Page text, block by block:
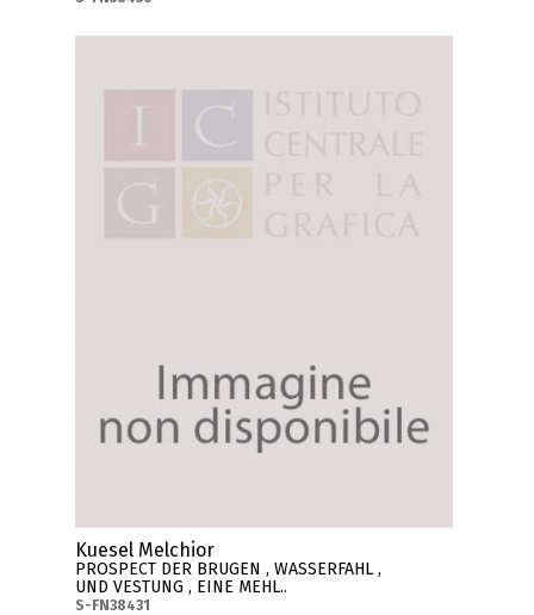
Kuesel Melchior
PROSPECT DER BRUGEN , WASSERFAHL ,
UND VESTUNG , EINE MEHL..
S-FN38431